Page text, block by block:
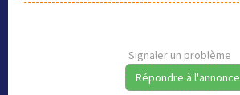
Signaler un problème
Répondre à l'annonce